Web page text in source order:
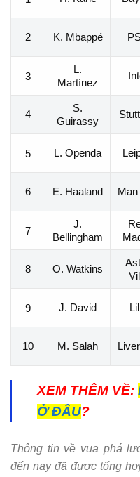
2 K. Mbappé
3
L.
Martínez
4
S.
Guirassy
5 L. Openda
6 E. Haaland
7
J.
Bellingham
8 O. Watkins
9 J. David
10 M. Salah
XEM THÊM VỀ:
Ở ĐÂU?
Thông tin về vua phá
đến nay đã được tổng